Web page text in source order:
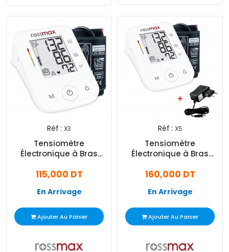
Réf : X3
Tensiomètre
Électronique à Bras
115,000 DT
En Arrivage
Ajouter Au Panier
Réf : X5
Tensiomètre
Électronique à Bras
Adaptateur Gratuit Blanc
160,000 DT
En Arrivage
Ajouter Au Panier